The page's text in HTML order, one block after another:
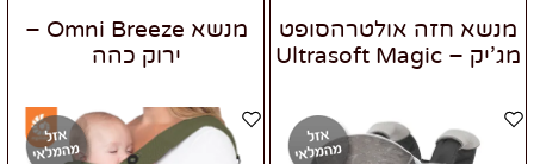
מנשא חזה אולטרהסופט
מג’יק – Ultrasoft Magic
מנשא Omni Breeze –
ירוק כהה